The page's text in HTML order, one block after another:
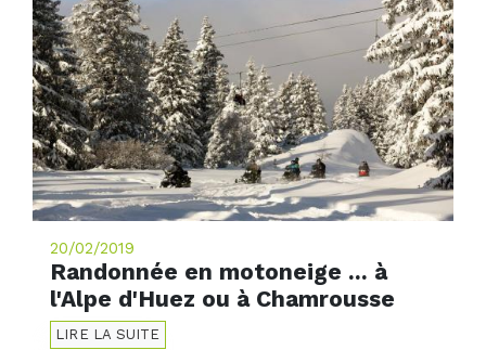
20/02/2019
Randonnée en motoneige ... à
l'Alpe d'Huez ou à Chamrousse
LIRE LA SUITE